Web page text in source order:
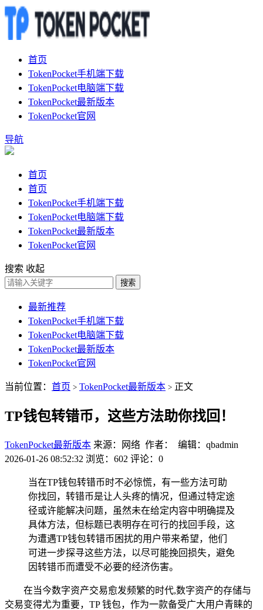
首页
TokenPocket手机端下载
TokenPocket电脑端下载
TokenPocket最新版本
TokenPocket官网
导航
首页
首页
TokenPocket手机端下载
TokenPocket电脑端下载
TokenPocket最新版本
TokenPocket官网
搜索 收起
搜索
最新推荐
TokenPocket手机端下载
TokenPocket电脑端下载
TokenPocket最新版本
TokenPocket官网
当前位置： 首页 > TokenPocket最新版本 > 正文
TP钱包转错币，这些方法助你找回！
TokenPocket最新版本 来源：网络 作者： 编辑：qbadmin
2026-01-26 08:52:32 浏览：602 评论：0
当在TP钱包转错币时不必惊慌，有一些方法可助
你找回，转错币是让人头疼的情况，但通过特定途
径或许能解决问题，虽然未在给定内容中明确提及
具体方法，但标题已表明存在可行的找回手段，这
为遭遇TP钱包转错币困扰的用户带来希望，他们
可进一步探寻这些方法，以尽可能挽回损失，避免
因转错币而遭受不必要的经济伤害。
在当今数字资产交易愈发频繁的时代,数字资产的存储与
交易变得尤为重要，TP 钱包，作为一款备受广大用户青睐的